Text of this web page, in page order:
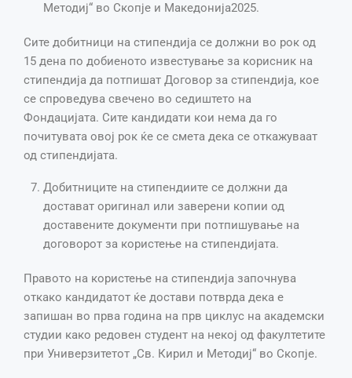
Методиј“ во Скопје и Македонија2025.
Сите добитници на стипендија се должни во рок од
15 дена по добиеното известување за корисник на
стипендија да потпишат Договор за стипендија, кое
се спроведува свечено во седиштето на
Фондацијата. Сите кандидати кои нема да го
почитувата овој рок ќе се смета дека се откажуваат
од стипендијата.
Добитниците на стипендиите се должни да
достават оригинал или заверени копии од
доставените документи при потпишување на
договорот за користење на стипендијата.
Правото на користење на стипендија започнува
откако кандидатот ќе достави потврда дека е
запишан во прва година на прв циклус на академски
студии како редовен студент на некој од факултетите
при Универзитетот „Св. Кирил и Методиј“ во Скопје.